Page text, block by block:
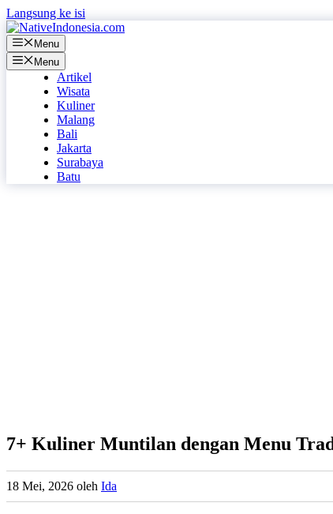
Langsung ke isi
Menu
Menu
Artikel
Wisata
Kuliner
Malang
Bali
Jakarta
Surabaya
Batu
7+ Kuliner Muntilan dengan Menu
18 Mei, 2026 oleh Ida